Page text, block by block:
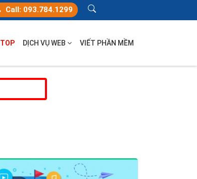
Call: 093.784.1299
TOP DỊCH VỤ WEB VIẾT PHẦN MỀM